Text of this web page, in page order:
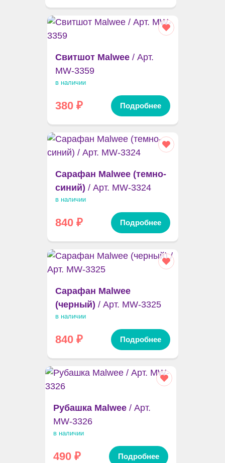
Свитшот Malwee/ Арт.
MW-3359
в наличии
380₽ Подробнее
Сарафан Malwee (темно-
синий) / Арт. MW-3324
в наличии
840₽ Подробнее
Сарафан Malwee
(черный) / Арт. MW-3325
в наличии
840₽ Подробнее
Рубашка Malwee/ Арт.
MW-3326
в наличии
490₽ Подробнее